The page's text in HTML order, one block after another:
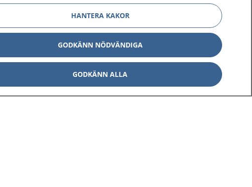
Om 1177
E-tjänster
Aktuellt
Kontakt
Digital tillgänglighet
HANTERA KAKOR
GODKÄNN NÖDVÄNDIGA
GODKÄNN ALLA